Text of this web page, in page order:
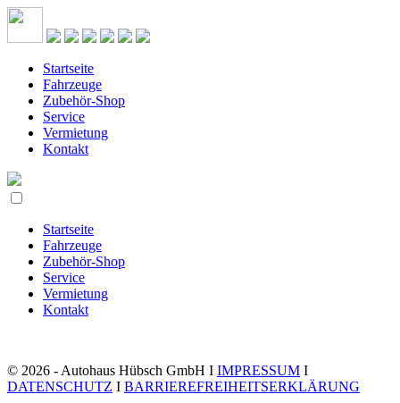
Startseite
Fahrzeuge
Zubehör-Shop
Service
Vermietung
Kontakt
Startseite
Fahrzeuge
Zubehör-Shop
Service
Vermietung
Kontakt
© 2026 - Autohaus Hübsch GmbH I IMPRESSUM I
DATENSCHUTZ I BARRIEREFREIHEITSERKLÄRUNG